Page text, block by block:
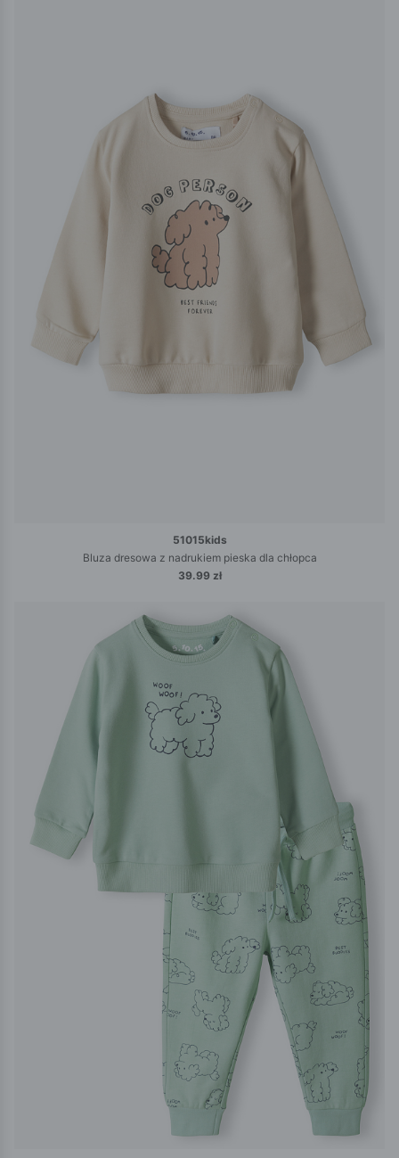
51015kids
Bluza dresowa z nadrukiem pieska dla chłopca
39.99 zł